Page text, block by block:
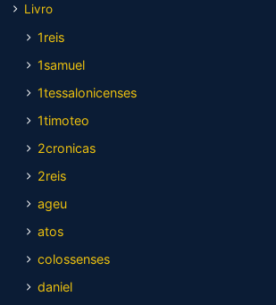
Livro
1reis
1samuel
1tessalonicenses
1timoteo
2cronicas
2reis
ageu
atos
colossenses
daniel